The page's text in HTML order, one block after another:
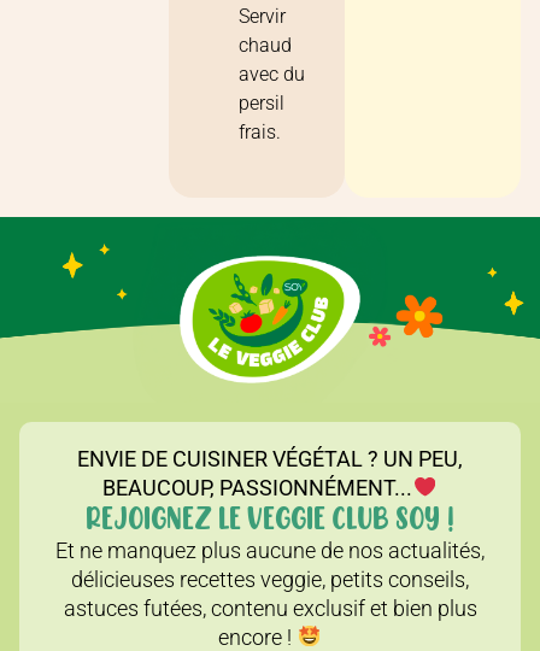
Servir
chaud
avec du
persil
frais.
ENVIE DE CUISINER VÉGÉTAL ? UN PEU,
BEAUCOUP, PASSIONNÉMENT...
REJOIGNEZ LE VEGGIE CLUB SOY !
Et ne manquez plus aucune de nos actualités,
délicieuses recettes veggie, petits conseils,
astuces futées, contenu exclusif et bien plus
encore !